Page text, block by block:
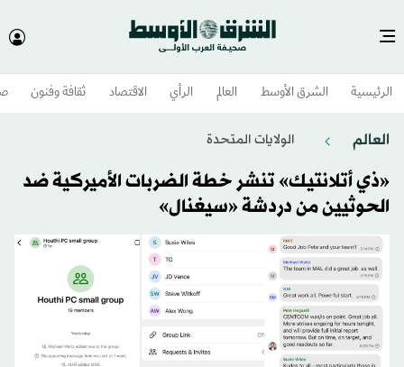
الرئيسية الشرق الأوسط​ العالم الرأي الاقتصاد ثقافة وفنون
العالم الولايات المتحدة​
«ذي أتلانتيك» تنشر خطة الضربات الأميركية ضد
الحوثيين من دردشة «سيغنال»